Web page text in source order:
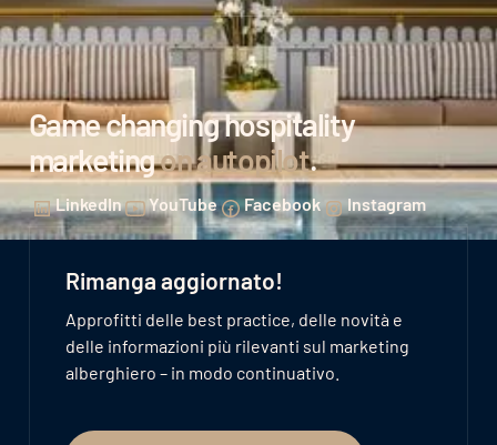
Game changing hospitality
marketingon autopilot.
LinkedIn YouTube Facebook Instagram
Rimanga aggiornato!
Approfitti delle best practice, delle novità e
delle informazioni più rilevanti sul marketing
alberghiero – in modo continuativo.